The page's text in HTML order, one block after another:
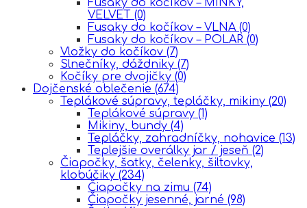
VELVET (0)
Fusaky do kočíkov – VLNA (0)
Fusaky do kočíkov – POLAR (0)
Vložky do kočíkov (7)
Slnečníky, dáždniky (7)
Kočíky pre dvojičky (0)
Dojčenské oblečenie (674)
Teplákové súpravy, tepláčky, mikiny (20)
Teplákové súpravy (1)
Mikiny, bundy (4)
Tepláčky, zahradníčky, nohavice (13)
Teplejšie overálky jar / jeseň (2)
Čiapočky, šatky, čelenky, šiltovky,
klobúčiky (234)
Čiapočky na zimu (74)
Čiapočky jesenné, jarné (98)